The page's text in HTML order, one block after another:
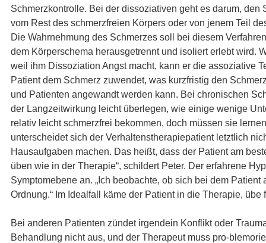
Schmerzkontrolle. Bei der dissoziativen geht es darum,
vom Rest des schmerzfreien Körpers oder von jenem Teil
Die Wahrnehmung des Schmerzes soll bei diesem
dem Körperschema herausgetrennt und isoliert erlebt
weil ihm Dissoziation Angst macht, kann er die assoziative
Patient dem Schmerz zuwendet, was kurzfristig den
und Patienten angewandt werden kann. Bei chronischen
der Langzeitwirkung leicht überlegen, wie einige wenige
relativ leicht schmerzfrei bekommen, doch müssen sie
unterscheidet sich der Verhaltenstherapiepatient letztlich
Hausaufgaben machen. Das heißt, dass der Patient am
üben wie in der Therapie“, schildert Peter. Der erfahrene
Symptomebene an. „Ich beobachte, ob sich bei dem
Ordnung.“ Im Idealfall käme der Patient in die Therapie,
Bei anderen Patienten zündet irgendein Konflikt oder
Behandlung nicht aus, und der Therapeut muss pro-